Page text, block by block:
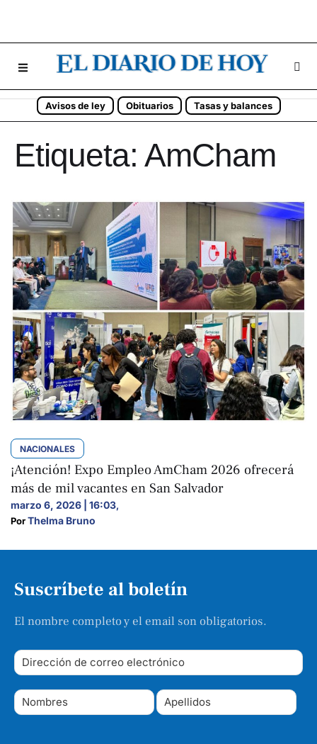
Avisos de ley Obituarios Tasas y balances
Etiqueta: AmCham
NACIONALES
¡Atención! Expo Empleo AmCham 2026 ofrecerá
más de mil vacantes en San Salvador
marzo 6, 2026 | 16:03,
Por Thelma Bruno
Suscríbete al boletín
El nombre completo y el email son obligatorios.